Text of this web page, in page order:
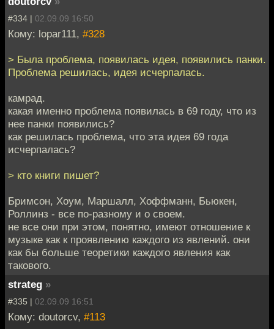
#334 | 02.09.09 16:50
Кому: lopar111, #328
> Была проблема, появилась идея, появились панки.
Проблема решилась, идея исчерпалась.
камрад.
какая именно проблема появилась в 69 году, что из
нее панки появились?
как решилась проблема, что эта идея 69 года
исчерпалась?
> кто книги пишет?
Бримсон, Хоум, Маршалл, Хоффманн, Бьюкен,
Роллинз - все по-разному и о своем.
не все они при этом, понятно, имеют отношение к
музыке как к проявлению каждого из явлений. они
как бы больше теоретики каждого явления как
такового.
strateg »
#335 | 02.09.09 16:51
Кому: doutorcv, #113